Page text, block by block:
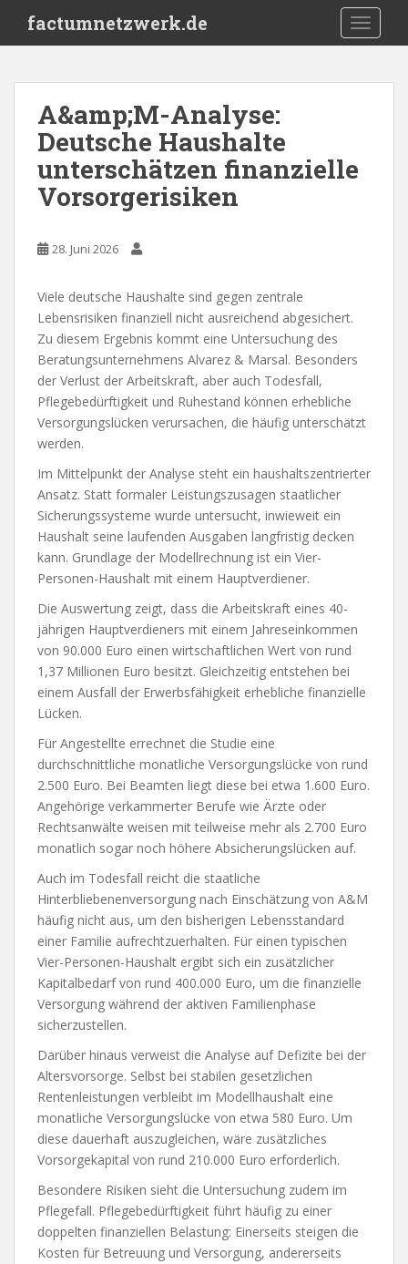
i
factumnetzwerk.de
A&amp;M-Analyse:
Deutsche Haushalte
unterschätzen finanzielle
Vorsorgerisiken
28. Juni 2026
Viele deutsche Haushalte sind gegen zentrale
Lebensrisiken finanziell nicht ausreichend abgesichert.
Zu diesem Ergebnis kommt eine Untersuchung des
Beratungsunternehmens Alvarez & Marsal. Besonders
der Verlust der Arbeitskraft, aber auch Todesfall,
Pflegebedürftigkeit und Ruhestand können erhebliche
Versorgungslücken verursachen, die häufig unterschätzt
werden.
Im Mittelpunkt der Analyse steht ein haushaltszentrierter
Ansatz. Statt formaler Leistungszusagen staatlicher
Sicherungssysteme wurde untersucht, inwieweit ein
Haushalt seine laufenden Ausgaben langfristig decken
kann. Grundlage der Modellrechnung ist ein Vier-
Personen-Haushalt mit einem Hauptverdiener.
Die Auswertung zeigt, dass die Arbeitskraft eines 40-
jährigen Hauptverdieners mit einem Jahreseinkommen
von 90.000 Euro einen wirtschaftlichen Wert von rund
1,37 Millionen Euro besitzt. Gleichzeitig entstehen bei
einem Ausfall der Erwerbsfähigkeit erhebliche finanzielle
Lücken.
Für Angestellte errechnet die Studie eine
durchschnittliche monatliche Versorgungslücke von rund
2.500 Euro. Bei Beamten liegt diese bei etwa 1.600 Euro.
Angehörige verkammerter Berufe wie Ärzte oder
Rechtsanwälte weisen mit teilweise mehr als 2.700 Euro
monatlich sogar noch höhere Absicherungslücken auf.
Auch im Todesfall reicht die staatliche
Hinterbliebenenversorgung nach Einschätzung von A&M
häufig nicht aus, um den bisherigen Lebensstandard
einer Familie aufrechtzuerhalten. Für einen typischen
Vier-Personen-Haushalt ergibt sich ein zusätzlicher
Kapitalbedarf von rund 400.000 Euro, um die finanzielle
Versorgung während der aktiven Familienphase
sicherzustellen.
Darüber hinaus verweist die Analyse auf Defizite bei der
Altersvorsorge. Selbst bei stabilen gesetzlichen
Rentenleistungen verbleibt im Modellhaushalt eine
monatliche Versorgungslücke von etwa 580 Euro. Um
diese dauerhaft auszugleichen, wäre zusätzliches
Vorsorgekapital von rund 210.000 Euro erforderlich.
Besondere Risiken sieht die Untersuchung zudem im
Pflegefall. Pflegebedürftigkeit führt häufig zu einer
doppelten finanziellen Belastung: Einerseits steigen die
Kosten für Betreuung und Versorgung, andererseits